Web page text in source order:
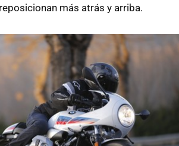
más atrás y arriba.